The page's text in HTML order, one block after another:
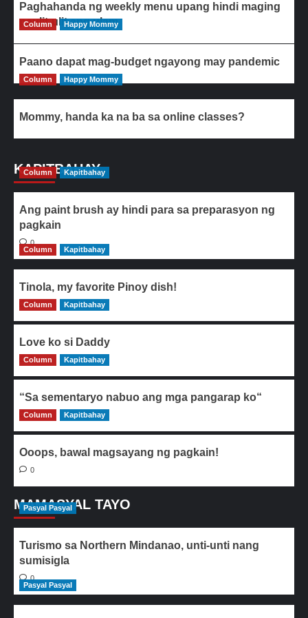
Paghahanda ng weekly menu upang hindi maging
paulit-ulit ang ulam
Column Happy Mommy
Paano dapat mag-budget ngayong may pandemic
Column Happy Mommy
Mommy, handa ka na ba sa online classes?
KAPITBAHAY
Column Kapitbahay
Ang paint brush ay hindi para sa preparasyon ng
pagkain
0
Column
Kapitbahay
Tinola, my favorite Pinoy dish!
0
Column Kapitbahay
Love ko si Daddy
0
Column Kapitbahay
“Sa sementaryo nabuo ang mga pangarap ko“
0
Column Kapitbahay
Ooops, bawal magsayang ng pagkain!
0
MAMASYAL TAYO
Pasyal Pasyal
Turismo sa Northern Mindanao, unti-unti nang
sumisigla
0
Pasyal Pasyal